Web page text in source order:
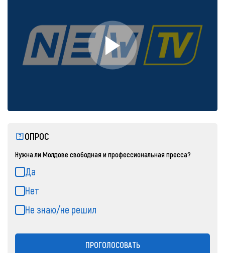
ОПРОС
Нужна ли Молдове свободная и профессиональная пресса?
Да
Нет
Не знаю/не решил
ПРОГОЛОСОВАТЬ